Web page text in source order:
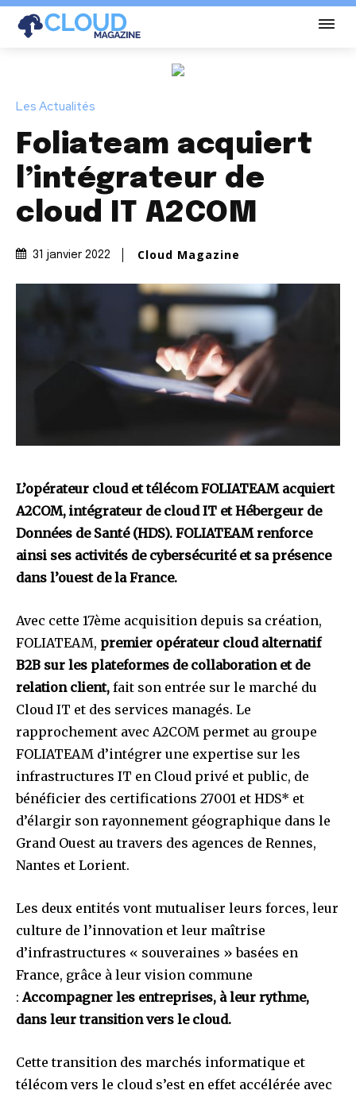
Les Actualités
Foliateam acquiert
l’intégrateur de
cloud IT A2COM
31 janvier 2022 Cloud Magazine
L’opérateur cloud et télécom FOLIATEAM acquiert
A2COM, intégrateur de cloud IT et Hébergeur de
Données de Santé (HDS). FOLIATEAM renforce
ainsi ses activités de cybersécurité et sa présence
dans l’ouest de la France.
Avec cette 17ème acquisition depuis sa création,
FOLIATEAM, premier opérateur cloud alternatif
B2B sur les plateformes de collaboration et de
relation client, fait son entrée sur le marché du
Cloud IT et des services managés. Le
rapprochement avec A2COM permet au groupe
FOLIATEAM d’intégrer une expertise sur les
infrastructures IT en Cloud privé et public, de
bénéficier des certifications 27001 et HDS* et
d’élargir son rayonnement géographique dans le
Grand Ouest au travers des agences de Rennes,
Nantes et Lorient.
Les deux entités vont mutualiser leurs forces, leur
culture de l’innovation et leur maîtrise
d’infrastructures « souveraines » basées en
France, grâce à leur vision commune
:Accompagner les entreprises, à leur rythme,
dans leur transition vers le cloud.
Cette transition des marchés informatique et
télécom vers le cloud s’est en effet accélérée avec